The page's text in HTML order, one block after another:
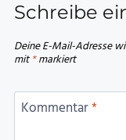
Schreibe
Deine E-Mail-Adresse
mit*markiert
Kommentar*